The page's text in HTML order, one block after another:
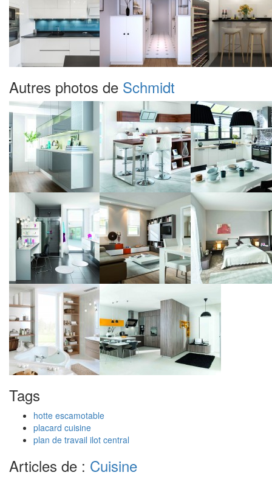
Autres photos de Schmidt
Tags
hotte escamotable
placard cuisine
plan de travail ilot central
Articles de : Cuisine